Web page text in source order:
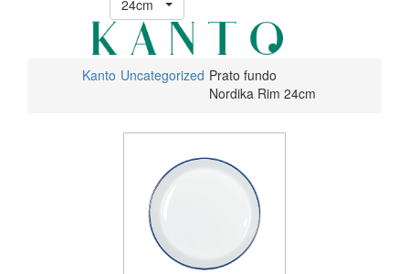
24cm
Kanto Uncategorized Prato fundo
Nordika Rim 24cm